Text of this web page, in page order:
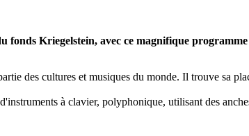
Kriegelstein, avec ce magnifique
des cultures et musiques du monde. Il trouve sa
à clavier, polyphonique, utilisant des